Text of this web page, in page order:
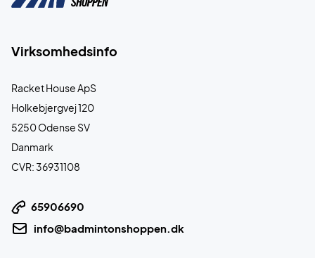
Virksomhedsinfo
Racket House ApS
Holkebjergvej 120
5250 Odense SV
Danmark
CVR: 36931108
65906690
info@badmintonshoppen.dk